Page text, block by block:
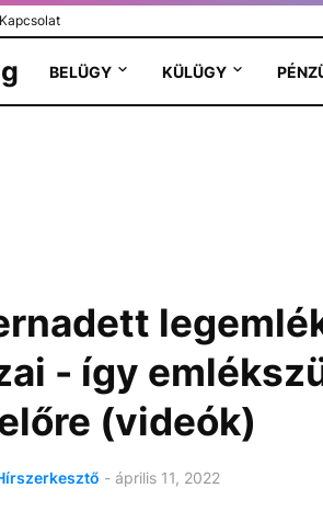
Kapcsolat
BELÜGY KÜLÜGY
- így
(videók)
- április 11, 2022